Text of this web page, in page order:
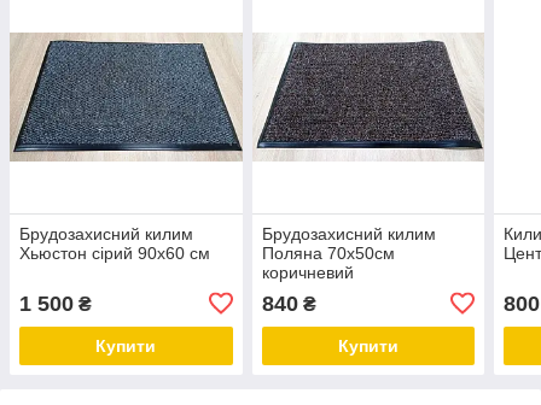
Брудозахисний килим
Хьюстон сірий 90х60 см
1 500 ₴
Купити
Брудозахисний килим
Поляна 70х50см
коричневий
840₴
Купити
800